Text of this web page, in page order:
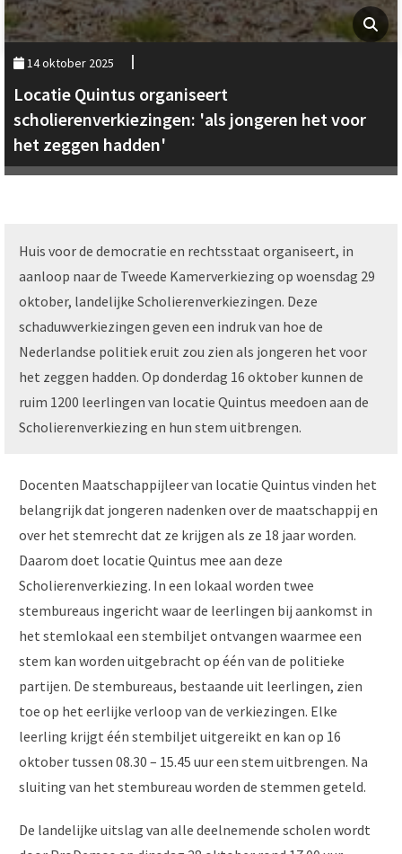
14 oktober 2025
Locatie Quintus organiseert
scholierenverkiezingen: 'als jongeren het voor
het zeggen hadden'
Huis voor de democratie en rechtsstaat organiseert, in
aanloop naar de Tweede Kamerverkiezing op woensdag 29
oktober, landelijke Scholierenverkiezingen. Deze
schaduwverkiezingen geven een indruk van hoe de
Nederlandse politiek eruit zou zien als jongeren het voor
het zeggen hadden. Op donderdag 16 oktober kunnen de
ruim 1200 leerlingen van locatie Quintus meedoen aan de
Scholierenverkiezing en hun stem uitbrengen.
Docenten Maatschappijleer van locatie Quintus vinden het
belangrijk dat jongeren nadenken over de maatschappij en
over het stemrecht dat ze krijgen als ze 18 jaar worden.
Daarom doet locatie Quintus mee aan deze
Scholierenverkiezing. In een lokaal worden twee
stembureaus ingericht waar de leerlingen bij aankomst in
het stemlokaal een stembiljet ontvangen waarmee een
stem kan worden uitgebracht op één van de politieke
partijen. De stembureaus, bestaande uit leerlingen, zien
toe op het eerlijke verloop van de verkiezingen. Elke
leerling krijgt één stembiljet uitgereikt en kan op 16
oktober tussen 08.30 – 15.45 uur een stem uitbrengen. Na
sluiting van het stembureau worden de stemmen geteld.
De landelijke uitslag van alle deelnemende scholen wordt